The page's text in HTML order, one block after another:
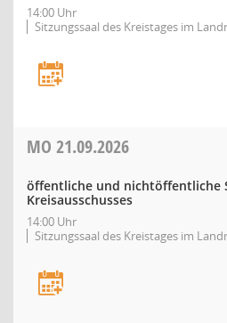
14:00 Uhr
Sitzungssaal des Kreistages im
MO 21.09.2026
öffentliche und nichtöffentliche
Kreisausschusses
14:00 Uhr
Sitzungssaal des Kreistages im